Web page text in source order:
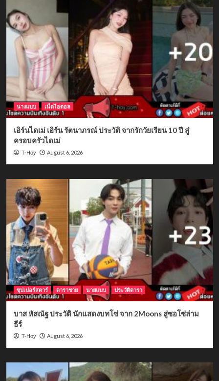
นางแบบ เน็ตไอดอล
เอิร์นไดเม่ เอิร์น รัตนาภรณ์ ประวัติ จากรักวัยเรียน 10 ปี สู่
ครอบครัวไดเม่
T-Hoy August 6, 2026
ซุปเปอร์สตาร์ ดาราชาย นายแบบ ประวัติดารา
บาส หัสณัฐ ประวัติ นักแสดงบทโซ่ จาก 2Moons สู่ซอโซ่ล่าม
ธีร์
T-Hoy August 6, 2026